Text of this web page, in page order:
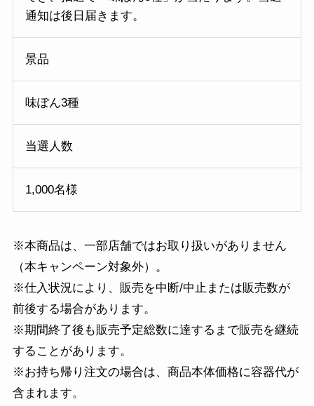
通知は後日届きます。
景品
味ぽん3種
当選人数
1,000名様
※本商品は、一部店舗ではお取り扱いがありません
（本キャンペーン対象外）。
※仕入状況により、販売を中断/中止または販売数が
前後する場合があります。
※期間終了後も販売予定総数に達するまで販売を継続
することがあります。
※お持ち帰り注文の場合は、商品本体価格に容器代が
含まれます。